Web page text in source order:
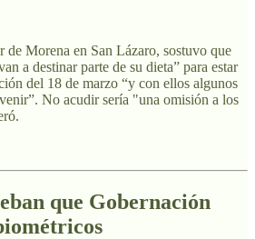
Morena en San Lázaro, sostuvo que
a destinar parte de su dieta” para estar
del 18 de marzo “y con ellos algunos
No acudir sería "una omisión a los
que Gobernación